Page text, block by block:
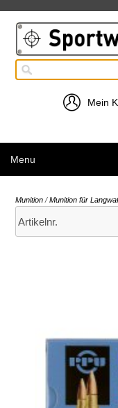
Mein
Menu
Munition /Munition für